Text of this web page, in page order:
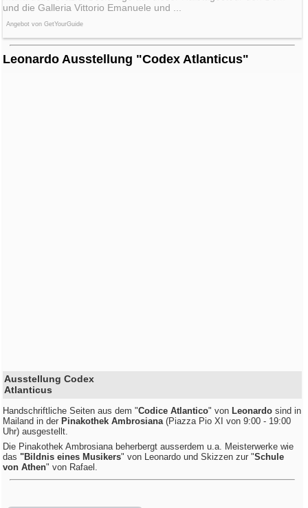
und die Galleria Vittorio Emanuele und ...
Angebot von GetYourGuide
Leonardo Ausstellung "Codex Atlanticus"
Ausstellung Codex
Atlanticus
Handschriftliche Seiten aus dem "Codice Atlantico" von Leonardo sind in
Mailand in der Pinakothek Ambrosiana(Piazza Pio XI von 9:00 - 19:00
Uhr) ausgestellt.
Die Pinakothek Ambrosiana beherbergt ausserdem u.a. Meisterwerke wie
das"Bildnis eines Musikers" von Leonardo und Skizzen zur "Schule
von Athen" von Rafael.